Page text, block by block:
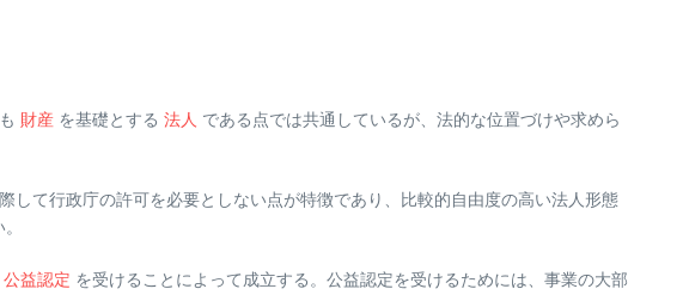
財産 を基礎とする 法人 である点では共通しているが、法的な位置づけや求めら
して行政庁の許可を必要としない点が特徴であり、比較的自由度の高い法人形態
公益認定 を受けることによって成立する。公益認定を受けるためには、事業の大部